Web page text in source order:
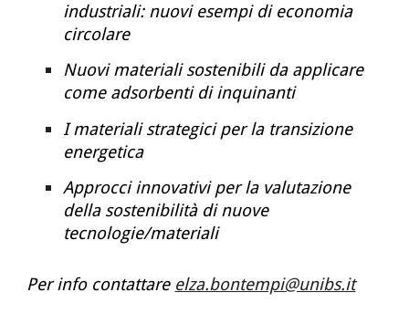
industriali: nuovi esempi di economia
circolare
Nuovi materiali sostenibili da applicare
come adsorbenti di inquinanti
I materiali strategici per la transizione
energetica
Approcci innovativi per la valutazione
della sostenibilità di nuove
tecnologie/materiali
Per info contattare elza.bontempi@unibs.it